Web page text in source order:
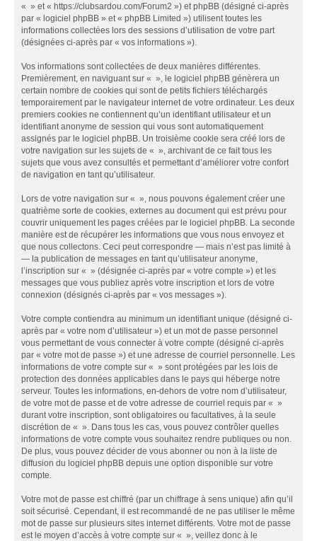
« » et « https://clubsardou.com/Forum2 ») et phpBB (désigné ci-après
par « logiciel phpBB » et « phpBB Limited ») utilisent toutes les
informations collectées lors des sessions d’utilisation de votre part
(désignées ci-après par « vos informations »).
Vos informations sont collectées de deux manières différentes.
Premièrement, en naviguant sur « », le logiciel phpBB génèrera un
certain nombre de cookies qui sont de petits fichiers téléchargés
temporairement par le navigateur internet de votre ordinateur. Les deux
premiers cookies ne contiennent qu’un identifiant utilisateur et un
identifiant anonyme de session qui vous sont automatiquement
assignés par le logiciel phpBB. Un troisième cookie sera créé lors de
votre navigation sur les sujets de « », archivant de ce fait tous les
sujets que vous avez consultés et permettant d’améliorer votre confort
de navigation en tant qu’utilisateur.
Lors de votre navigation sur « », nous pouvons également créer une
quatrième sorte de cookies, externes au document qui est prévu pour
couvrir uniquement les pages créées par le logiciel phpBB. La seconde
manière est de récupérer les informations que vous nous envoyez et
que nous collectons. Ceci peut correspondre — mais n’est pas limité à
— la publication de messages en tant qu’utilisateur anonyme,
l’inscription sur « » (désignée ci-après par « votre compte ») et les
messages que vous publiez après votre inscription et lors de votre
connexion (désignés ci-après par « vos messages »).
Votre compte contiendra au minimum un identifiant unique (désigné ci-
après par « votre nom d’utilisateur ») et un mot de passe personnel
vous permettant de vous connecter à votre compte (désigné ci-après
par « votre mot de passe ») et une adresse de courriel personnelle. Les
informations de votre compte sur « » sont protégées par les lois de
protection des données applicables dans le pays qui héberge notre
serveur. Toutes les informations, en-dehors de votre nom d’utilisateur,
de votre mot de passe et de votre adresse de courriel requis par « »
durant votre inscription, sont obligatoires ou facultatives, à la seule
discrétion de « ». Dans tous les cas, vous pouvez contrôler quelles
informations de votre compte vous souhaitez rendre publiques ou non.
De plus, vous pouvez décider de vous abonner ou non à la liste de
diffusion du logiciel phpBB depuis une option disponible sur votre
compte.
Votre mot de passe est chiffré (par un chiffrage à sens unique) afin qu’il
soit sécurisé. Cependant, il est recommandé de ne pas utiliser le même
mot de passe sur plusieurs sites internet différents. Votre mot de passe
est le moyen d’accès à votre compte sur « », veillez donc à le